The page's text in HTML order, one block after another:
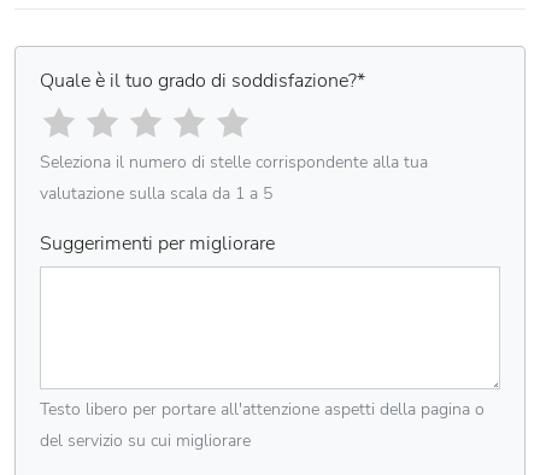
Quale è il tuo grado di soddisfazione?*
Seleziona il numero di stelle corrispondente alla tua
valutazione sulla scala da 1 a 5
Suggerimenti per migliorare
Testo libero per portare all'attenzione aspetti della pagina o
del servizio su cui migliorare